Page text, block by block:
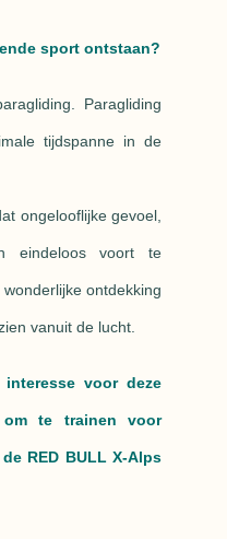
sport ontstaan?
Paragliding
tijdspanne in de
ongelooflijke gevoel,
eindeloos voort te
ontdekking
vanuit de lucht.
voor deze
te trainen voor
RED BULL X-Alps